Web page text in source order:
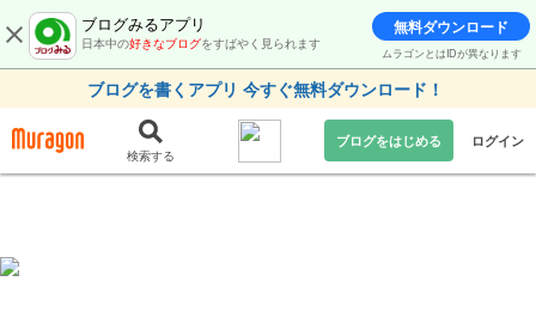
ブログみるアプリ
日本中の好きなブログをすばやく見られます
無料ダウンロード
ムラゴンとはIDが異なります
ブログを書くアプリ 今すぐ無料ダウンロード！
検索する
ブログをはじめる ログイン